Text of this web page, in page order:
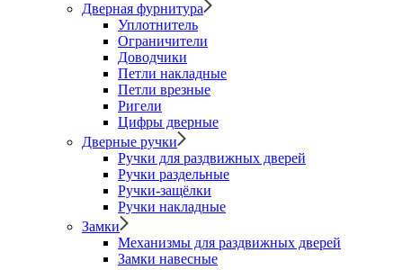
Дверная фурнитура
Уплотнитель
Ограничители
Доводчики
Петли накладные
Петли врезные
Ригели
Цифры дверные
Дверные ручки
Ручки для раздвижных дверей
Ручки раздельные
Ручки-защёлки
Ручки накладные
Замки
Механизмы для раздвижных дверей
Замки навесные